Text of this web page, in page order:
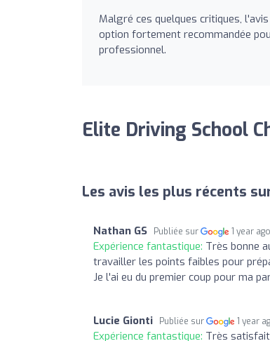
Malgré ces quelques critiques,
option fortement recommandée
professionnel.
Elite Driving School
Les avis les plus récents
Nathan GS Publiée sur 1 year ago
Expérience fantastique: Très bonne
travailler les points faibles pour
Je l'ai eu du premier coup pour ma
Lucie Gionti Publiée sur 1 year
Expérience fantastique: Très